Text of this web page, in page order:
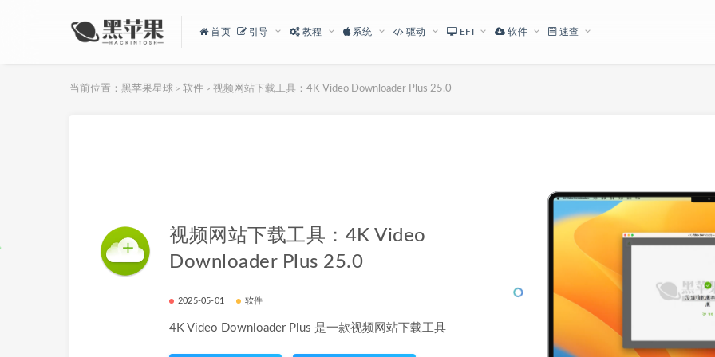
首页 引导 教程 系统 驱动 EFI 软件 速查
当前位置： 黑苹果星球 > 软件 > 视频网站下载工具：4K Video Downloader Plus 25.0
视频网站下载工具：4K Video
Downloader Plus 25.0
2025-05-01 软件
4K Video Downloader Plus 是一款视频网站下载工具